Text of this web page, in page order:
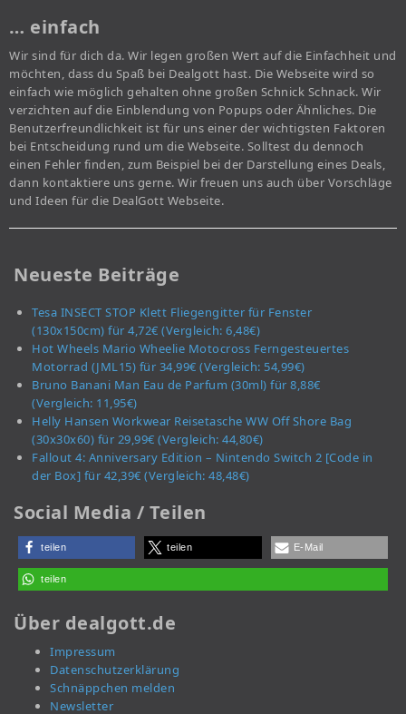
… einfach
Wir sind für dich da. Wir legen großen Wert auf die Einfachheit und
möchten, dass du Spaß bei Dealgott hast. Die Webseite wird so
einfach wie möglich gehalten ohne großen Schnick Schnack. Wir
verzichten auf die Einblendung von Popups oder Ähnliches. Die
Benutzerfreundlichkeit ist für uns einer der wichtigsten Faktoren
bei Entscheidung rund um die Webseite. Solltest du dennoch
einen Fehler finden, zum Beispiel bei der Darstellung eines Deals,
dann kontaktiere uns gerne. Wir freuen uns auch über Vorschläge
und Ideen für die DealGott Webseite.
Neueste Beiträge
Tesa INSECT STOP Klett Fliegengitter für Fenster
(130x150cm) für 4,72€ (Vergleich: 6,48€)
Hot Wheels Mario Wheelie Motocross Ferngesteuertes
Motorrad (JML15) für 34,99€ (Vergleich: 54,99€)
Bruno Banani Man Eau de Parfum (30ml) für 8,88€
(Vergleich: 11,95€)
Helly Hansen Workwear Reisetasche WW Off Shore Bag
(30x30x60) für 29,99€ (Vergleich: 44,80€)
Fallout 4: Anniversary Edition – Nintendo Switch 2 [Code in
der Box] für 42,39€ (Vergleich: 48,48€)
Social Media / Teilen
teilen teilen E-Mail
teilen
Über dealgott.de
Impressum
Datenschutzerklärung
Schnäppchen melden
Newsletter